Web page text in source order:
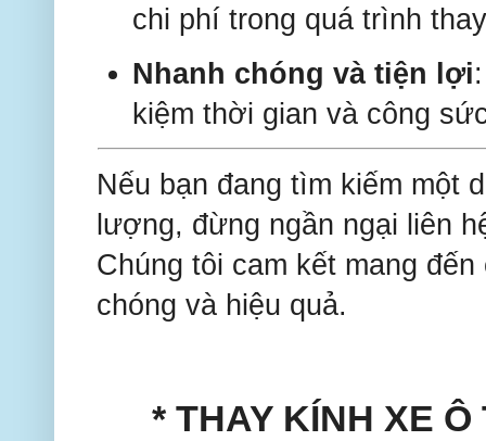
chi phí trong quá trình
Nhanh chóng và tiện lợi
kiệm thời gian và công
Nếu bạn đang tìm kiếm một
lượng, đừng ngần ngại liên
Chúng tôi cam kết mang
chóng và hiệu quả.
* THAY KÍNH XE